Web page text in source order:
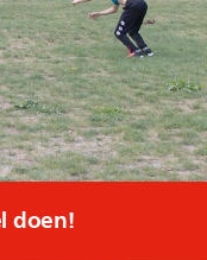
doen!